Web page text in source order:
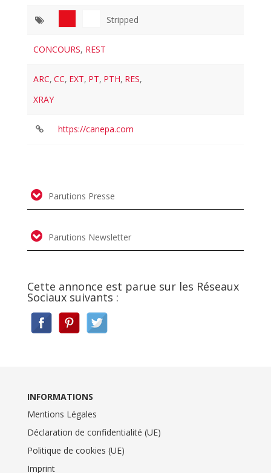
Stripped
CONCOURS, REST
ARC, CC, EXT, PT, PTH, RES,
XRAY
https://canepa.com
Parutions Presse
Parutions Newsletter
Cette annonce est parue sur les Réseaux
Sociaux suivants :
INFORMATIONS
Mentions Légales
Déclaration de confidentialité (UE)
Politique de cookies (UE)
Imprint